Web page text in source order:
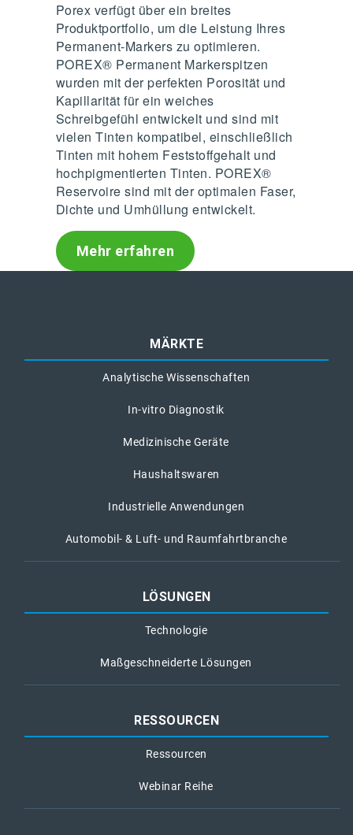
Porex verfügt über ein breites
Produktportfolio, um die Leistung Ihres
Permanent-Markers zu optimieren.
POREX® Permanent Markerspitzen
wurden mit der perfekten Porosität und
Kapillarität für ein weiches
Schreibgefühl entwickelt und sind mit
vielen Tinten kompatibel, einschließlich
Tinten mit hohem Feststoffgehalt und
hochpigmentierten Tinten. POREX®
Reservoire sind mit der optimalen Faser,
Dichte und Umhüllung entwickelt.
Mehr erfahren
MÄRKTE
Analytische Wissenschaften
In-vitro Diagnostik
Medizinische Geräte
Haushaltswaren
Industrielle Anwendungen
Automobil- & Luft- und Raumfahrtbranche
LÖSUNGEN
Technologie
Maßgeschneiderte Lösungen
RESSOURCEN
Ressourcen
Webinar Reihe